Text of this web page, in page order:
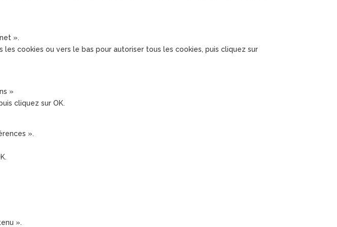
».
cookies ou vers le bas pour autoriser tous les cookies, puis cliquez sur
»
cliquez sur OK.
».
».